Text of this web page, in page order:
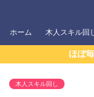
ホーム 木人スキル回
ほぼ
木人スキル回し